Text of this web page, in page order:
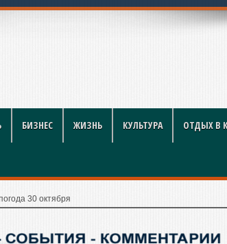
БИЗНЕС ЖИЗНЬ КУЛЬТУРА ОТДЫХ В
30 октября